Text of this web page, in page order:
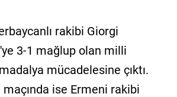
rakibi Giorgi
3-1 mağlup olan milli
mücadelesine çıktı.
ise Ermeni rakibi